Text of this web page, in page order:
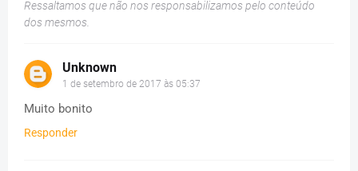
Ressaltamos que não nos responsabilizamos pelo conteúdo
dos mesmos.
Unknown
1 de setembro de 2017 às 05:37
Muito bonito
Responder